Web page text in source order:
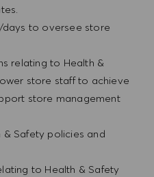
to oversee store
relating to Health &
store staff to achieve
store management
Safety policies and
to Health & Safety